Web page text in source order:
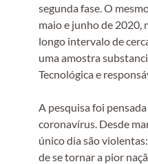
segunda fase. O
maio e junho de 2020,
longo intervalo de
uma amostra
Tecnológica e
A pesquisa foi
coronavírus. Desde
único dia são
de se tornar a pior